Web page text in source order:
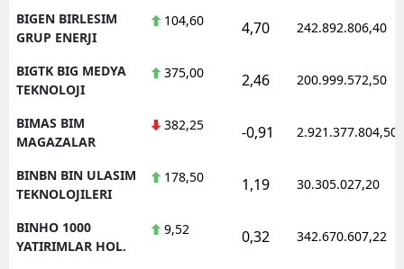
BIGEN BIRLESIM
GRUP ENERJI
104,60 4,70 242.892.806,40
BIGTK BIG MEDYA
TEKNOLOJI
375,00 2,46 200.999.572,50
BIMAS BIM
MAGAZALAR
382,25 -0,91 2.921.377.804,50
BINBN BIN ULASIM
TEKNOLOJILERI
178,50 1,19 30.305.027,20
BINHO 1000
YATIRIMLAR HOL.
9,52 0,32 342.670.607,22